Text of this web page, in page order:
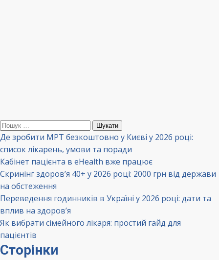
Пошук:
Де зробити МРТ безкоштовно у Києві у 2026 році:
список лікарень, умови та поради
Кабінет пацієнта в eHealth вже працює
Скринінг здоров’я 40+ у 2026 році: 2000 грн від держави
на обстеження
Переведення годинників в Україні у 2026 році: дати та
вплив на здоров’я
Як вибрати сімейного лікаря: простий гайд для
пацієнтів
Сторінки